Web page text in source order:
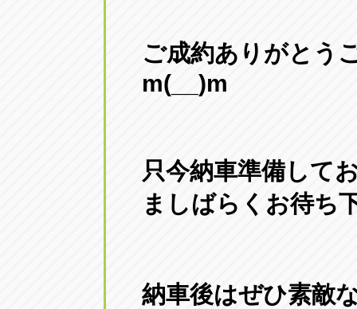
ご成約ありがとう
m(__)m
只今納車準備して
ましばらくお待ち
納車後はぜひ素敵